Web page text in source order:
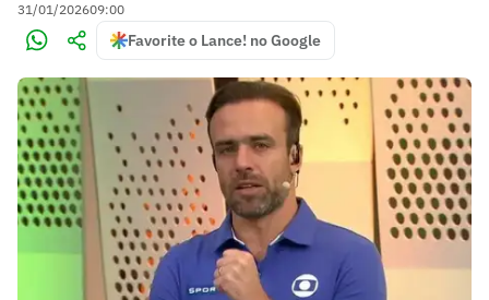
31/01/202609:00
Favorite o Lance! no Google